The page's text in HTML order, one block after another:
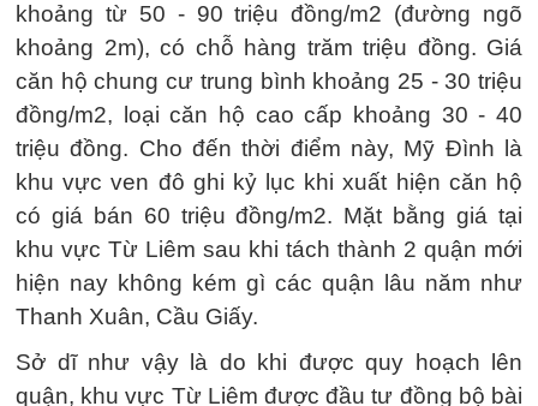
khoảng từ 50 - 90 triệu đồng/m2 (đường ngõ
khoảng 2m), có chỗ hàng trăm triệu đồng. Giá
căn hộ chung cư trung bình khoảng 25 - 30 triệu
đồng/m2, loại căn hộ cao cấp khoảng 30 - 40
triệu đồng. Cho đến thời điểm này, Mỹ Đình là
khu vực ven đô ghi kỷ lục khi xuất hiện căn hộ
có giá bán 60 triệu đồng/m2. Mặt bằng giá tại
khu vực Từ Liêm sau khi tách thành 2 quận mới
hiện nay không kém gì các quận lâu năm như
Thanh Xuân, Cầu Giấy.
Sở dĩ như vậy là do khi được quy hoạch lên
quận, khu vực Từ Liêm được đầu tư đồng bộ bài